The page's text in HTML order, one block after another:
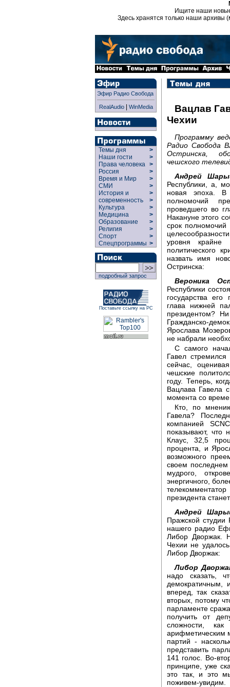
Ищите наши
Здесь хранятся только наши архивы
Эфир Радио Свобода
RealAudio| WinMedia
Темы дня
>
Наши гости
>
Права человека >
Россия
>
Время и Мир
>
СМИ
>
История и
современность
>
>
Культура
>
Медицина
>
Образование
>
Религия
>
Спорт
>
Спецпрограммы >
подробный запрос
Поставьте ссылку на РС
Вацлав
Чехии
Программу
Радио Свобода
Остринска,
чешского
Андрей
Республики, а,
новая эпоха. В
полномочий
проведшего во
Накануне этого
срок полномочий
уровня крайне
политического
назвать имя
Остринска:
Вероника
Республики
государства
глава нижней
президентом?
Гражданско-
Ярослава
не набрали
С самого
Гавел
сейчас,
чешские
году. Теперь,
Вацлава Гавела
момента со
Кто, по
Гавела?
компанией
показывают, что
Клаус, 32,5
процента, и
возможного
своем
мудрого,
энергичного,
президента
Андрей
Пражской
нашего радио
Либор Дворжак.
Чехии не
Либор Дворжак:
Либор
надо сказать,
демократичным,
вперед, так
вторых, потому
парламенте
получить от
сложности,
арифметическим
партий -
представить
141 голос. Во-
принципе, уже
это так, и это
поживем-увидим.